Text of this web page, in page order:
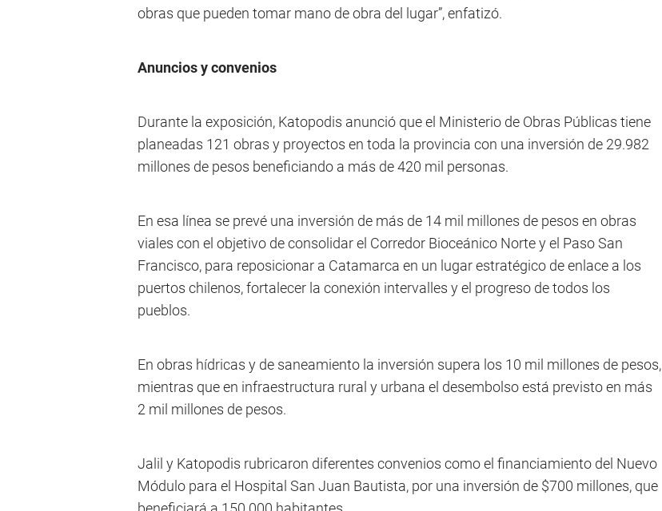
obras que pueden tomar mano de obra del lugar”, enfatizó.
Anuncios y convenios
Durante la exposición, Katopodis anunció que el Ministerio de Obras Públicas tiene
planeadas 121 obras y proyectos en toda la provincia con una inversión de 29.982
millones de pesos beneficiando a más de 420 mil personas.
En esa línea se prevé una inversión de más de 14 mil millones de pesos en obras
viales con el objetivo de consolidar el Corredor Bioceánico Norte y el Paso San
Francisco, para reposicionar a Catamarca en un lugar estratégico de enlace a los
puertos chilenos, fortalecer la conexión intervalles y el progreso de todos los
pueblos.
En obras hídricas y de saneamiento la inversión supera los 10 mil millones de pesos,
mientras que en infraestructura rural y urbana el desembolso está previsto en más
2 mil millones de pesos.
Jalil y Katopodis rubricaron diferentes convenios como el financiamiento del Nuevo
Módulo para el Hospital San Juan Bautista, por una inversión de $700 millones, que